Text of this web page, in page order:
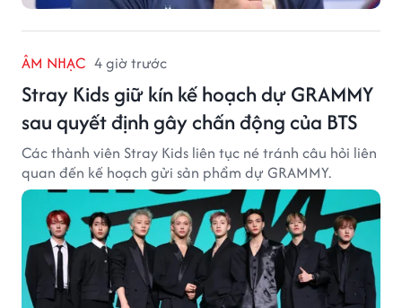
ÂM NHẠC 4 giờ trước
Stray Kids giữ kín kế hoạch dự GRAMMY
sau quyết định gây chấn động của BTS
Các thành viên Stray Kids liên tục né tránh câu hỏi liên
quan đến kế hoạch gửi sản phẩm dự GRAMMY.